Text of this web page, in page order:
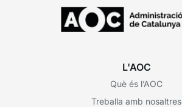
L'AOC
Què és l’AOC
Treballa amb nosaltres